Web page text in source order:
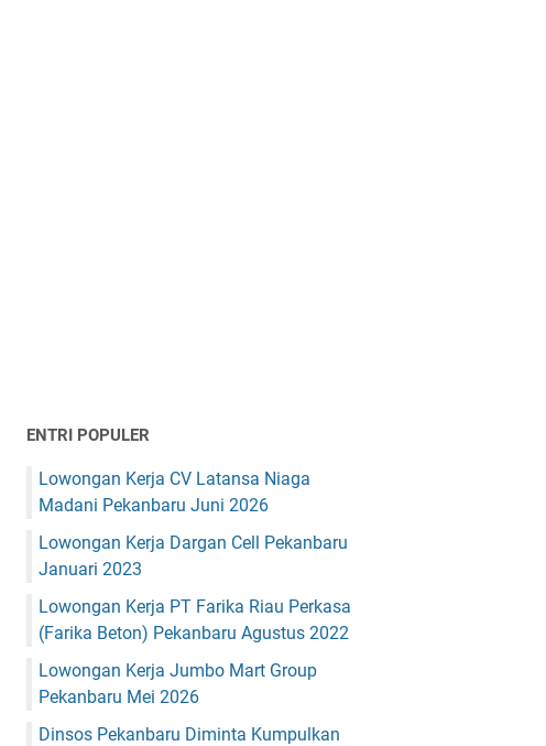
ENTRI POPULER
Lowongan Kerja CV Latansa Niaga
Madani Pekanbaru Juni 2026
Lowongan Kerja Dargan Cell Pekanbaru
Januari 2023
Lowongan Kerja PT Farika Riau Perkasa
(Farika Beton) Pekanbaru Agustus 2022
Lowongan Kerja Jumbo Mart Group
Pekanbaru Mei 2026
Dinsos Pekanbaru Diminta Kumpulkan